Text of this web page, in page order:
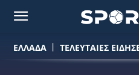
ΕΛΛΑΔΑ ΤΕΛΕΥΤΑΙΕΣ